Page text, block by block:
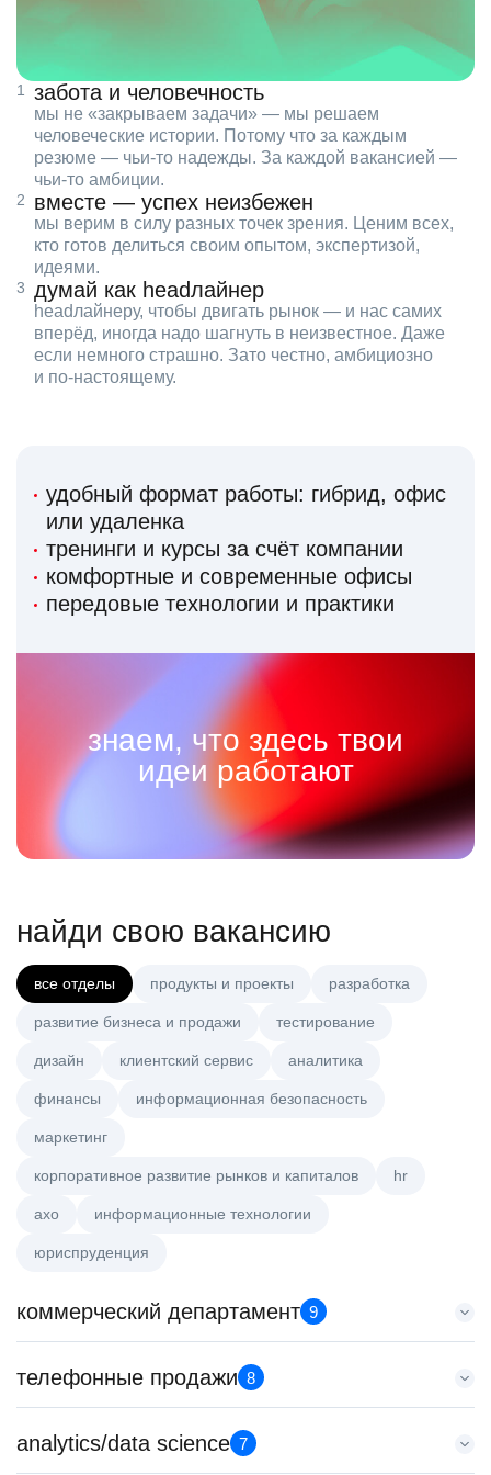
забота и человечность
мы не «закрываем задачи» — мы решаем
человеческие истории. Потому что за каждым
резюме — чьи‑то надежды. За каждой вакансией —
чьи‑то амбиции.
вместе — успех неизбежен
мы верим в силу разных точек зрения. Ценим всех,
кто готов делиться своим опытом, экспертизой,
идеями.
думай как headлайнер
headлайнеру, чтобы двигать рынок — и нас самих
вперёд, иногда надо шагнуть в неизвестное. Даже
если немного страшно. Зато честно, амбициозно
и по‑настоящему.
удобный формат работы: гибрид, офис
или удаленка
тренинги и курсы за счёт компании
комфортные и современные офисы
передовые технологии и практики
знаем, что здесь твои
идеи работают
найди свою вакансию
все отделы продукты и проекты разработка
развитие бизнеса и продажи тестирование
дизайн клиентский сервис аналитика
финансы информационная безопасность
маркетинг
корпоративное развитие рынков и капиталов hr
axo информационные технологии
юриспруденция
коммерческий департамент 9
Аналитик данных (направление Enterprise продаж)
HeadHunter::Коммерческий департамент
з/п не указана
телефонные продажи 8
Специалист телемаркетинга
HeadHunter::Телефонные продажи
analytics/data science 7